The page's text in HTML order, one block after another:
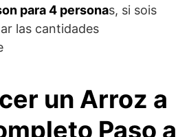
para 4 personas, si sois
las cantidades
un Arroz a
Paso a